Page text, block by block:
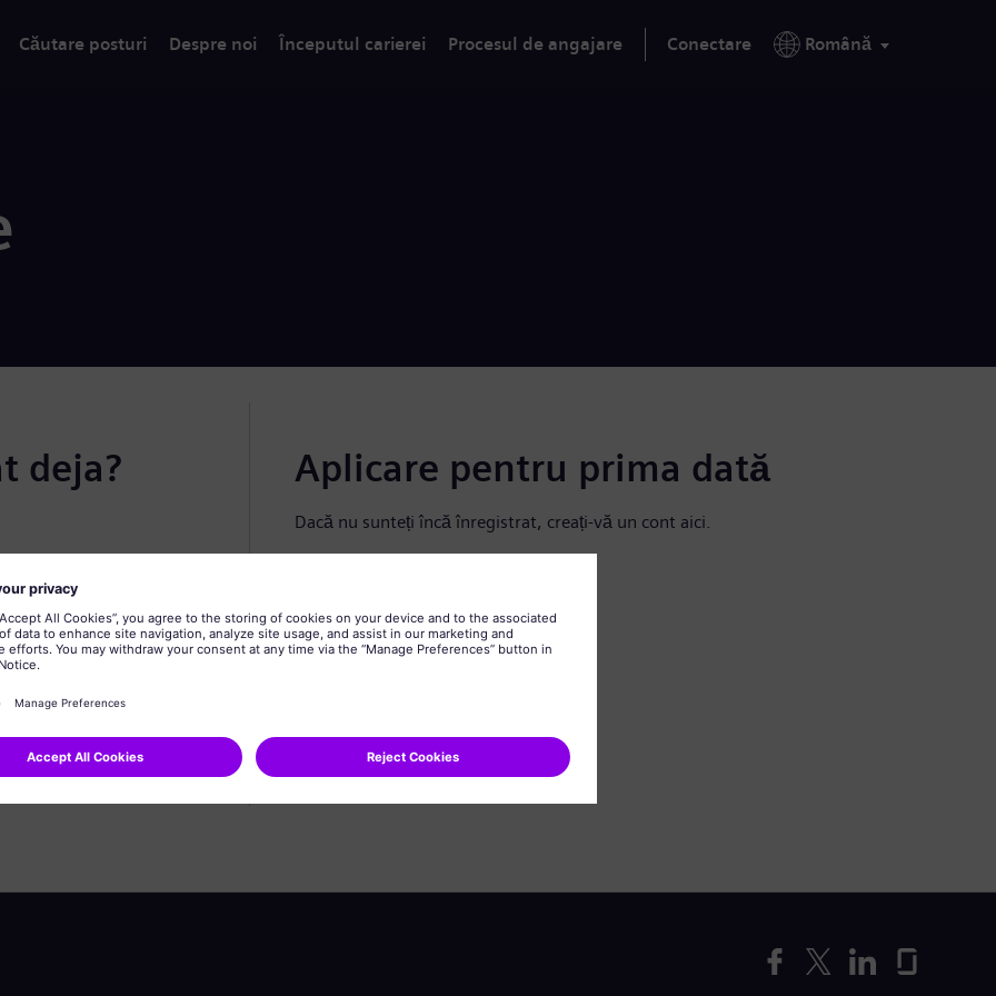
Căutare posturi Despre noi Începutul carierei Procesul de angajare Conectare Română
deja? Aplicare pentru prima dată
Dacă nu sunteți încă înregistrat, creați-vă un cont aici.